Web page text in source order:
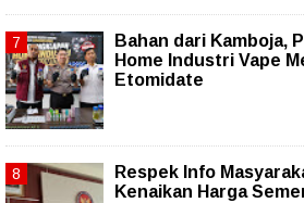
Bahan dari Kamboja,
Home Industri Vape
Etomidate
Respek Info
Kenaikan Harga